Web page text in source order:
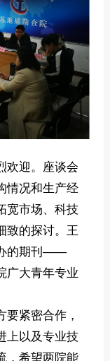
欢迎。座谈会
情况和生产经
宽市场、科技
致的探讨。王
的期刊——
广大青年专业
紧密合作，
上以及专业技
，希望两院能